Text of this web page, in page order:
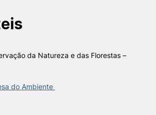
Projetos
da Natureza e das Florestas –
do Ambiente